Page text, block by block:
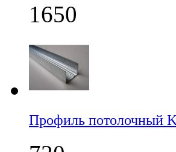
1650
Профиль потолочный